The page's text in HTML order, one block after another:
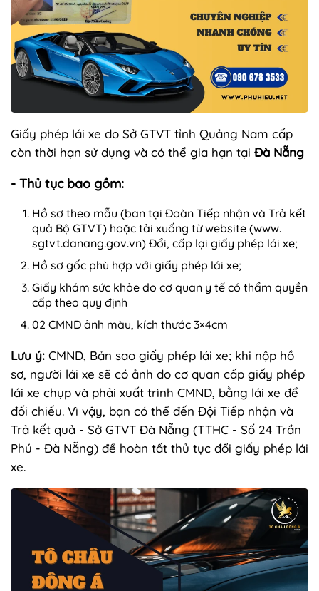
Giấy phép lái xe do Sở GTVT tỉnh Quảng Nam cấp
còn thời hạn sử dụng và có thể gia hạn tại Đà Nẵng
- Thủ tục bao gồm:
Hồ sơ theo mẫu (ban tại Đoàn Tiếp nhận và Trả kết
quả Bộ GTVT) hoặc tải xuống từ website (www.
sgtvt.danang.gov.vn) Đổi, cấp lại giấy phép lái xe;
Hồ sơ gốc phù hợp với giấy phép lái xe;
Giấy khám sức khỏe do cơ quan y tế có thẩm quyền
cấp theo quy định
02 CMND ảnh màu, kích thước 3×4cm
Lưu ý: CMND, Bản sao giấy phép lái xe; khi nộp hồ
sơ, người lái xe sẽ có ảnh do cơ quan cấp giấy phép
lái xe chụp và phải xuất trình CMND, bằng lái xe để
đối chiếu. Vì vậy, bạn có thể đến Đội Tiếp nhận và
Trả kết quả - Sở GTVT Đà Nẵng (TTHC - Số 24 Trần
Phú - Đà Nẵng) để hoàn tất thủ tục đổi giấy phép lái
xe.